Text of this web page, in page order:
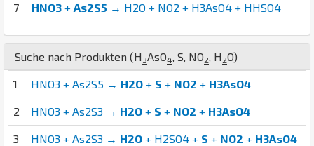
7 HNO3 + As2S5 → H2O + NO2 + H3AsO4 + HHSO4
Suche nach Produkten (H 3AsO4 S NO2 H 2O)
1 HNO3 + As2S5 → H2O + S + NO2 + H3AsO4
2 HNO3 + As2S3 → H2O + S + NO2 + H3AsO4
3 HNO3 + As2S3 → H2O + H2SO4 + S + NO2 + H3AsO4